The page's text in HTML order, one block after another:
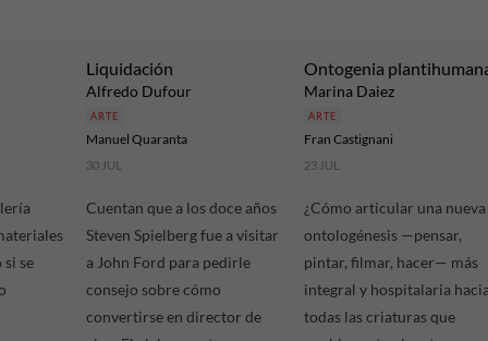
si se
Liquidación
Alfredo Dufour
ARTE
Manuel Quaranta
30 JUL
Cuentan que a los doce años
Steven Spielberg fue a visitar
a John Ford para pedirle
consejo sobre cómo
convertirse en director de
Ontogenia
Marina Daiez
ARTE
Fran Castignani
23 JUL
¿Cómo articular una nueva
ontologénesis —pensar,
pintar, filmar, hacer— más
integral y hospitalaria hacia
todas las criaturas que